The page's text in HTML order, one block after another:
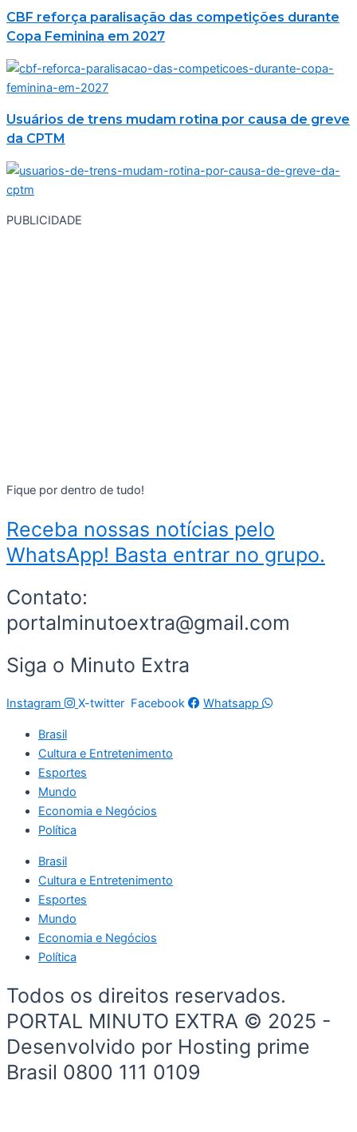
CBF reforça paralisação das competições durante
Copa Feminina em 2027
Usuários de trens mudam rotina por causa de greve
da CPTM
PUBLICIDADE
Fique por dentro de tudo!
Receba nossas notícias pelo
WhatsApp! Basta entrar no grupo.
Contato:
portalminutoextra@gmail.com
Siga o Minuto Extra
Instagram X-twitter Facebook Whatsapp
Brasil
Cultura e Entretenimento
Esportes
Mundo
Economia e Negócios
Política
Brasil
Cultura e Entretenimento
Esportes
Mundo
Economia e Negócios
Política
Todos os direitos reservados.
PORTAL MINUTO EXTRA © 2025 -
Desenvolvido por Hosting prime
Brasil 0800 111 0109